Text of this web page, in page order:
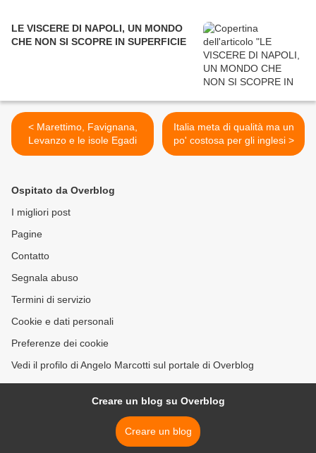
LE VISCERE DI NAPOLI, UN MONDO
CHE NON SI SCOPRE IN SUPERFICIE
< Marettimo, Favignana,
Levanzo e le isole Egadi
Italia meta di qualità ma un
po' costosa per gli inglesi >
Ospitato da Overblog
I migliori post
Pagine
Contatto
Segnala abuso
Termini di servizio
Cookie e dati personali
Preferenze dei cookie
Vedi il profilo di Angelo Marcotti sul portale di Overblog
Creare un blog su Overblog
Creare un blog